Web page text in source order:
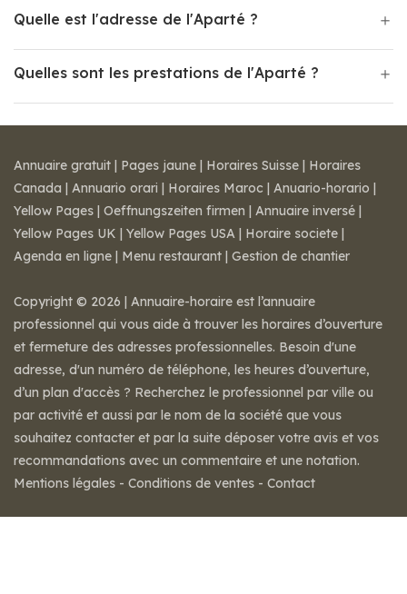
Quelle est l'adresse de l'Aparté ?
Quelles sont les prestations de l'Aparté ?
Annuaire gratuit | Pages jaune | Horaires Suisse | Horaires
Canada | Annuario orari | Horaires Maroc | Anuario-horario |
Yellow Pages | Oeffnungszeiten firmen | Annuaire inversé |
Yellow Pages UK | Yellow Pages USA | Horaire societe |
Agenda en ligne | Menu restaurant | Gestion de chantier
Copyright © 2026 | Annuaire-horaire est l’annuaire
professionnel qui vous aide à trouver les horaires d’ouverture
et fermeture des adresses professionnelles. Besoin d'une
adresse, d'un numéro de téléphone, les heures d’ouverture,
d’un plan d'accès ? Recherchez le professionnel par ville ou
par activité et aussi par le nom de la société que vous
souhaitez contacter et par la suite déposer votre avis et vos
recommandations avec un commentaire et une notation.
Mentions légales - Conditions de ventes - Contact